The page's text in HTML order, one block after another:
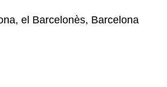
el Barcelonès, Barcelona